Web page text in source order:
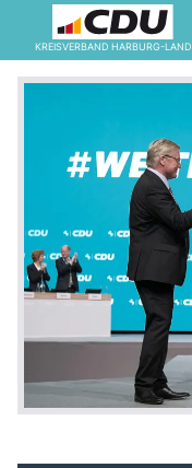
KREISVERBAND HARBURG-LAND